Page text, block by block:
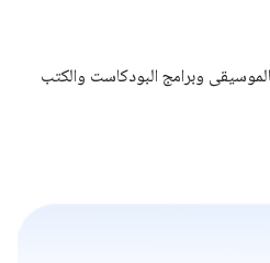
وبرامج البودكاست والكتب